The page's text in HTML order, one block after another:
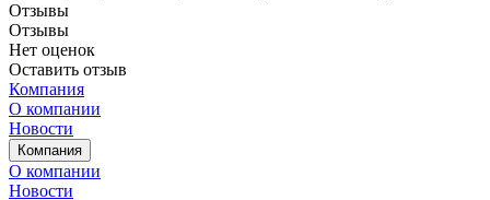
Отзывы
Отзывы
Нет оценок
Оставить отзыв
Компания
О компании
Новости
Компания
О компании
Новости